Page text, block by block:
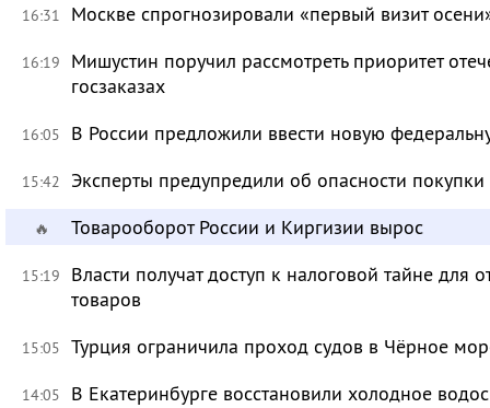
16:31 Москве спрогнозировали «первый визит
16:19
Мишустин поручил рассмотреть приоритет
госзаказах
16:05 В России предложили ввести новую
15:42 Эксперты предупредили об опасности
🔥 Товарооборот России и Киргизии вырос
15:19
Власти получат доступ к налоговой тайне для
товаров
15:05 Турция ограничила проход судов в Чёрное
14:05 В Екатеринбурге восстановили холодное